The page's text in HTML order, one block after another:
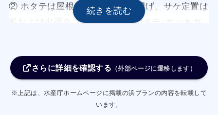
② ホタテは屋根付き岸壁での荷揚げ、サケ定置は
船および出荷タンクに氷投入、ホタテ･ホッキガ
び衛生管理を徹底し、単価の維持･向上を図る。
さらに詳細を確認する （外部ページに遷移します）
※上記は、水産庁ホームページに掲載の浜プランの内容を転載して
います。